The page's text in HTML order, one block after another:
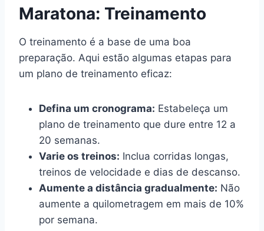
Maratona: Treinamento
O treinamento é a base de uma boa
preparação. Aqui estão algumas etapas para
um plano de treinamento eficaz:
Defina um cronograma: Estabeleça um
plano de treinamento que dure entre 12 a
20 semanas.
Varie os treinos: Inclua corridas longas,
treinos de velocidade e dias de descanso.
Aumente a distância gradualmente: Não
aumente a quilometragem em mais de 10%
por semana.